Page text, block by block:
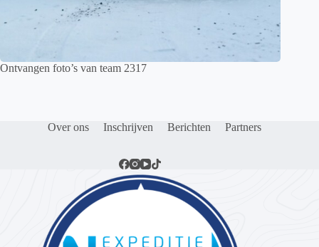
Ontvangen foto’s van team 2317
Over ons Inschrijven Berichten Partners